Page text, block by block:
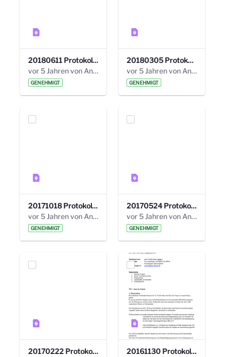
20180611 Protokoll 23. Steuerungskreis.pdf
vor 5 Jahren von Anni Schlumberger
GENEHMIGT
20180305 Protokoll 22. Steuerungskreis.pdf
vor 5 Jahren von Anni Schlumberger
GENEHMIGT
20171018 Protokoll 21. Steuerungskreis.pdf
vor 5 Jahren von Anni Schlumberger
GENEHMIGT
20170524 Protokoll 20. Steuerungskreis.pdf
vor 5 Jahren von Anni Schlumberger
GENEHMIGT
20170222 Protokoll 19. Steuerungskreis.pdf
20161130 Protokoll 18. Steuerungskreis.pdf